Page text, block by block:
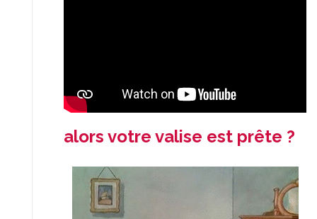
alors votre valise est prête ?